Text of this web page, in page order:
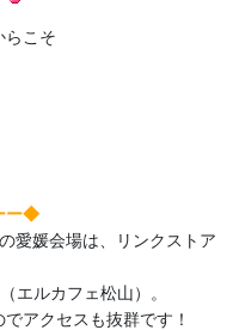
らこそ
ー◆
愛媛会場は、リンクストア
（エルカフェ松山）。
アクセスも抜群です！